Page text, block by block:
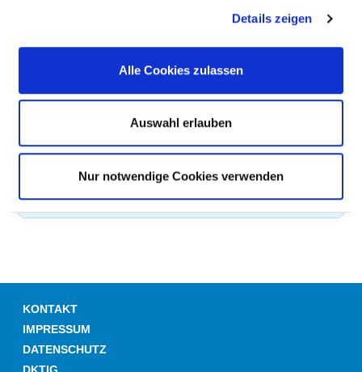
Details zeigen
Alle Cookies zulassen
Auswahl erlauben
Nur notwendige Cookies verwenden
Basale Stimulation (ZP01)
Kinästhetik (ZP08)
Endoskopie / Funktionsdiagnostik (ZP04)
Stomamanagement (ZP15)
KONTAKT
IMPRESSUM
DATENSCHUTZ